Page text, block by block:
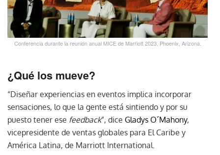
Conferencia durante la reunión anual MICE de Marriott 2023, Phoenix, Arizona.
¿Qué los mueve?
“Diseñar experiencias en eventos implica incorporar
sensaciones, lo que la gente está sintiendo y por su
puesto tener ese feedback”, dice Gladys O´Mahony,
vicepresidente de ventas globales para El Caribe y
América Latina, de Marriott International.